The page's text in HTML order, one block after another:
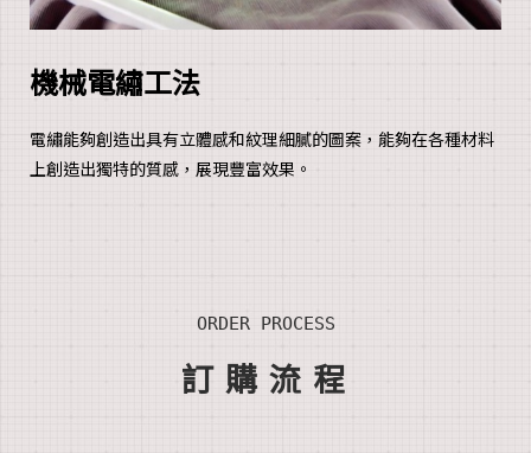
機械電繡工法
電繡能夠創造出具有立體感和紋理細膩的圖案，能夠在各種材料
上創造出獨特的質感，展現豐富效果。
ORDER PROCESS
訂 購流 程